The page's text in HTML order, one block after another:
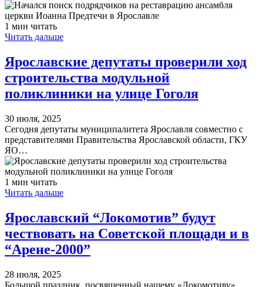
1 мин читать
Читать дальше
Ярославские депутаты проверили ход
строительства модульной
поликлиники на улице Гоголя
30 июля, 2025
Сегодня депутаты муниципалитета Ярославля совместно с
представителями Правительства Ярославской области, ГКУ
ЯО…
1 мин читать
Читать дальше
Ярославский “Локомотив” будут
чествовать на Советской площади и в
“Арене-2000”
28 июля, 2025
Большой праздник, посвященный нашему «Локомотиву»,